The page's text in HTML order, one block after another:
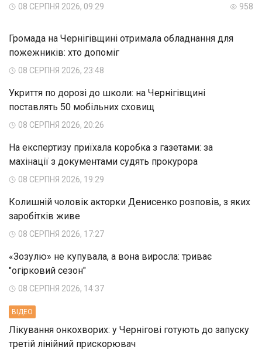
08 СЕРПНЯ 2026, 09:29 958
Громада на Чернігівщині отримала обладнання для
пожежників: хто допоміг
08 СЕРПНЯ 2026, 23:48
Укриття по дорозі до школи: на Чернігівщині
поставлять 50 мобільних сховищ
08 СЕРПНЯ 2026, 20:26
На експертизу приїхала коробка з газетами: за
махінації з документами судять прокурора
08 СЕРПНЯ 2026, 19:29
Колишній чоловік акторки Денисенко розповів, з яких
заробітків живе
08 СЕРПНЯ 2026, 17:27
«Зозулю» не купувала, а вона виросла: триває
"огірковий сезон"
08 СЕРПНЯ 2026, 14:37
ВIДЕО
Лікування онкохворих: у Чернігові готують до запуску
третій лінійний прискорювач